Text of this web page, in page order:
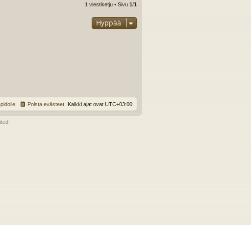
1 viestiketju • Sivu 1/1
Hyppää
Kaikki ajat ovat UTC+03:00
Poista evästeet